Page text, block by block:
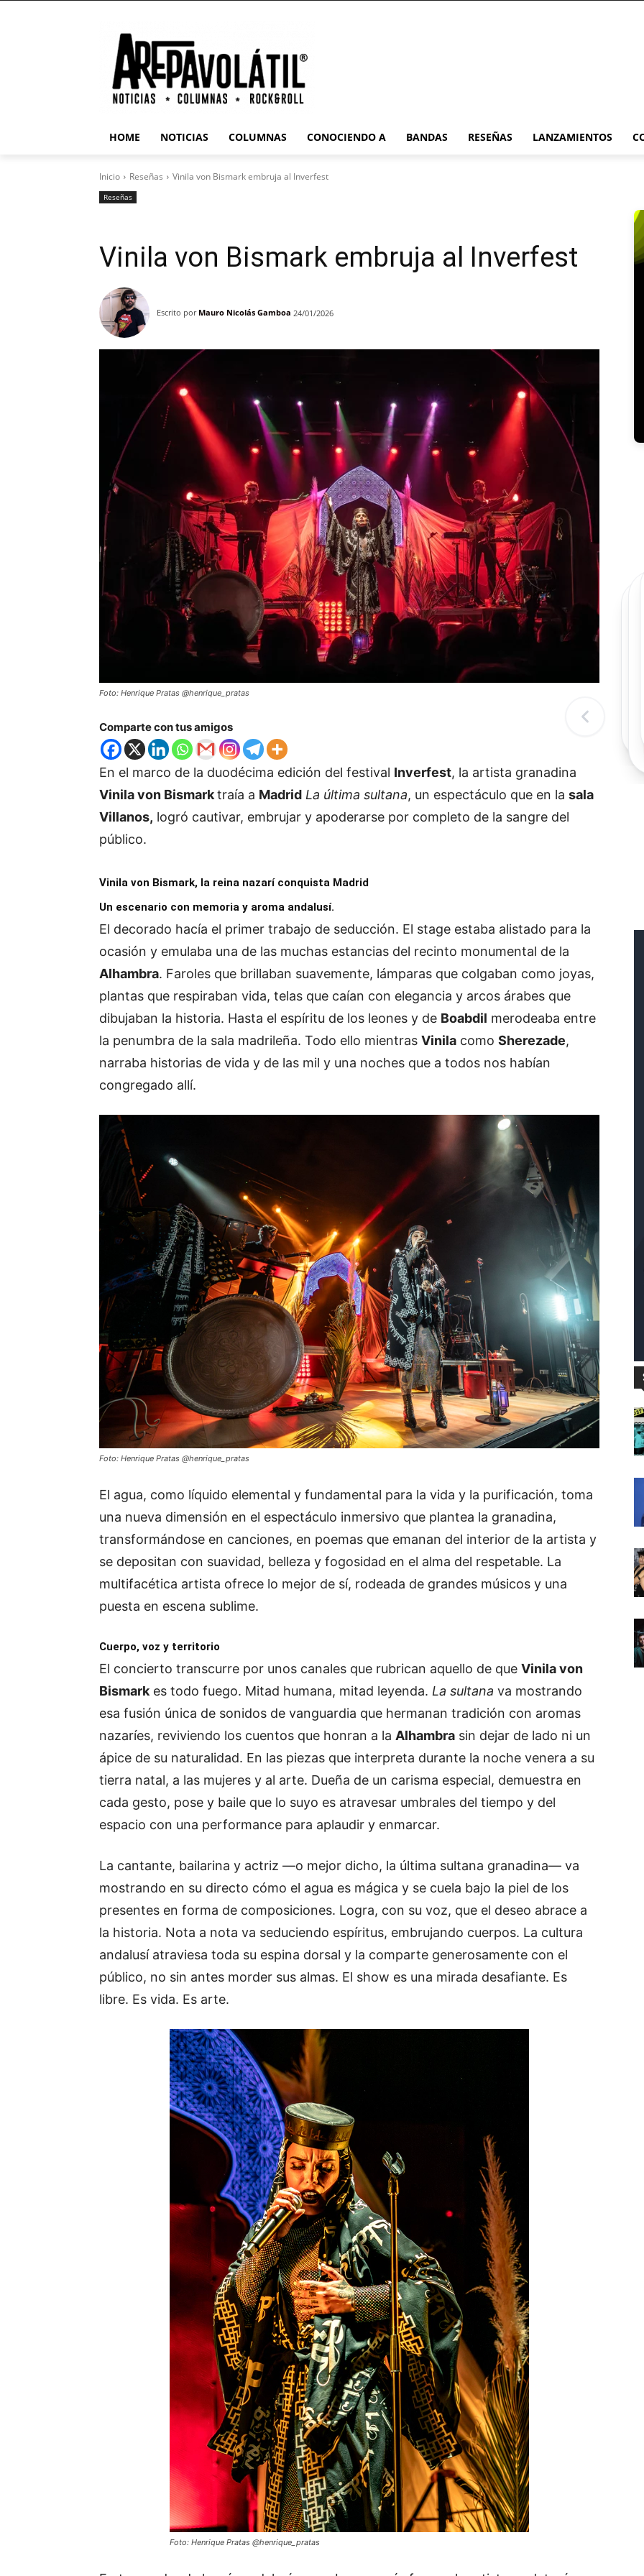
HOME NOTICIAS COLUMNAS CONOCIENDO A BANDAS RESEÑAS LANZAMIENTOS
Inicio Reseñas Vinila von Bismark embruja al Inverfest
Reseñas
Vinila von Bismark embruja al Inverfest
Escrito por Mauro Nicolás Gamboa 24/01/2026
Foto: Henrique Pratas @henrique_pratas
Comparte con tus amigos
En el marco de la duodécima edición del festival Inverfest, la artista granadina
Vinila von Bismarktraía a Madrid La última sultana, un espectáculo que en la sala
Villanos, logró cautivar, embrujar y apoderarse por completo de la sangre del
público.
Vinila von Bismark, la reina nazarí conquista Madrid
Un escenario con memoria y aroma andalusí.
El decorado hacía el primer trabajo de seducción. El stage estaba alistado para la
ocasión y emulaba una de las muchas estancias del recinto monumental de la
Alhambra. Faroles que brillaban suavemente, lámparas que colgaban como joyas,
plantas que respiraban vida, telas que caían con elegancia y arcos árabes que
dibujaban la historia. Hasta el espíritu de los leones y de Boabdil merodeaba entre
la penumbra de la sala madrileña. Todo ello mientras Vinila como Sherezade,
narraba historias de vida y de las mil y una noches que a todos nos habían
congregado allí.
Foto: Henrique Pratas @henrique_pratas
El agua, como líquido elemental y fundamental para la vida y la purificación, toma
una nueva dimensión en el espectáculo inmersivo que plantea la granadina,
transformándose en canciones, en poemas que emanan del interior de la artista y
se depositan con suavidad, belleza y fogosidad en el alma del respetable. La
multifacética artista ofrece lo mejor de sí, rodeada de grandes músicos y una
puesta en escena sublime.
Cuerpo, voz y territorio
El concierto transcurre por unos canales que rubrican aquello de que Vinila von
Bismark es todo fuego. Mitad humana, mitad leyenda. La sultana va mostrando
esa fusión única de sonidos de vanguardia que hermanan tradición con aromas
nazaríes, reviviendo los cuentos que honran a la Alhambra sin dejar de lado ni un
ápice de su naturalidad. En las piezas que interpreta durante la noche venera a su
tierra natal, a las mujeres y al arte. Dueña de un carisma especial, demuestra en
cada gesto, pose y baile que lo suyo es atravesar umbrales del tiempo y del
espacio con una performance para aplaudir y enmarcar.
La cantante, bailarina y actriz —o mejor dicho, la última sultana granadina— va
mostrando en su directo cómo el agua es mágica y se cuela bajo la piel de los
presentes en forma de composiciones. Logra, con su voz, que el deseo abrace a
la historia. Nota a nota va seduciendo espíritus, embrujando cuerpos. La cultura
andalusí atraviesa toda su espina dorsal y la comparte generosamente con el
público, no sin antes morder sus almas. El show es una mirada desafiante. Es
libre. Es vida. Es arte.
Foto: Henrique Pratas @henrique_pratas